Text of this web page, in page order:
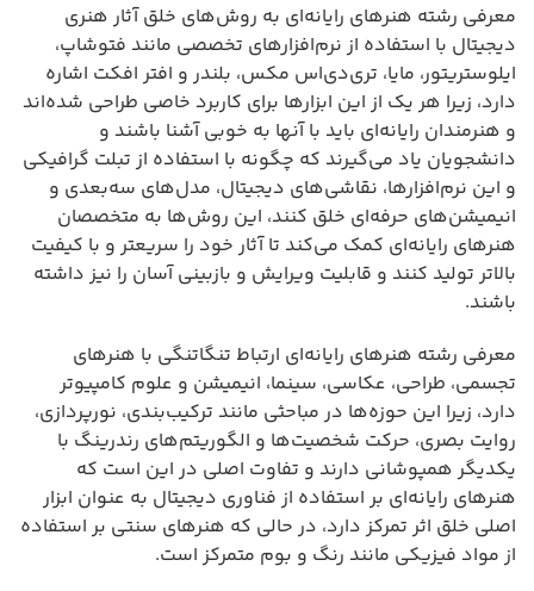
معرفی رشته هنرهای رایانه‌ای به روش‌های خلق آثار هنری
دیجیتال با استفاده از نرم‌افزارهای تخصصی مانند فتوشاپ،
ایلوستریتور، مایا، تری‌دی‌اس مکس، بلندر و افتر افکت اشاره
دارد، زیرا هر یک از این ابزارها برای کاربرد خاصی طراحی شده‌اند
و هنرمندان رایانه‌ای باید با آنها به خوبی آشنا باشند و
دانشجویان یاد می‌گیرند که چگونه با استفاده از تبلت گرافیکی
و این نرم‌افزارها، نقاشی‌های دیجیتال، مدل‌های سه‌بعدی و
انیمیشن‌های حرفه‌ای خلق کنند، این روش‌ها به متخصصان
هنرهای رایانه‌ای کمک می‌کند تا آثار خود را سریعتر و با کیفیت
بالاتر تولید کنند و قابلیت ویرایش و بازبینی آسان را نیز داشته
باشند.
معرفی رشته هنرهای رایانه‌ای ارتباط تنگاتنگی با هنرهای
تجسمی، طراحی، عکاسی، سینما، انیمیشن و علوم کامپیوتر
دارد، زیرا این حوزه‌ها در مباحثی مانند ترکیب‌بندی، نورپردازی،
روایت بصری، حرکت شخصیت‌ها و الگوریتم‌های رندرینگ با
یکدیگر همپوشانی دارند و تفاوت اصلی در این است که
هنرهای رایانه‌ای بر استفاده از فناوری دیجیتال به عنوان ابزار
اصلی خلق اثر تمرکز دارد، در حالی که هنرهای سنتی بر استفاده
از مواد فیزیکی مانند رنگ و بوم متمرکز است.